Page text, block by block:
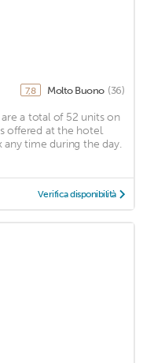
7,8 Molto Buono (36)
a total of 52 units on
offered at the hotel.
time during the day.
Verifica disponibilità